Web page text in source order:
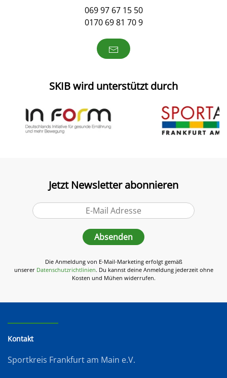
069 97 67 15 50
0170 69 81 70 9
SKIB wird unterstützt durch
Jetzt Newsletter abonnieren
Absenden
Die Anmeldung von E-Mail-Marketing erfolgt gemäß
unserer Datenschutzrichtlinien. Du kannst deine Anmeldung jederzeit ohne
Kosten und Mühen widerrufen.
Kontakt
Sportkreis Frankfurt am Main e.V.